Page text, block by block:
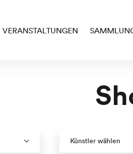
VERANSTALTUNGEN
Künstler wählen